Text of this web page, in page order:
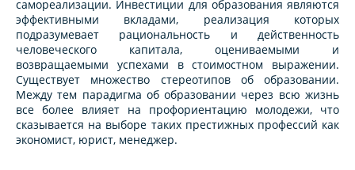
самореализации. Инвестиции для образования являются
эффективными вкладами, реализация которых
подразумевает рациональность и действенность
человеческого капитала, оцениваемыми и
возвращаемыми успехами в стоимостном выражении.
Существует множество стереотипов об образовании.
Между тем парадигма об образовании через всю жизнь
все более влияет на профориентацию молодежи, что
сказывается на выборе таких престижных профессий как
экономист, юрист, менеджер.